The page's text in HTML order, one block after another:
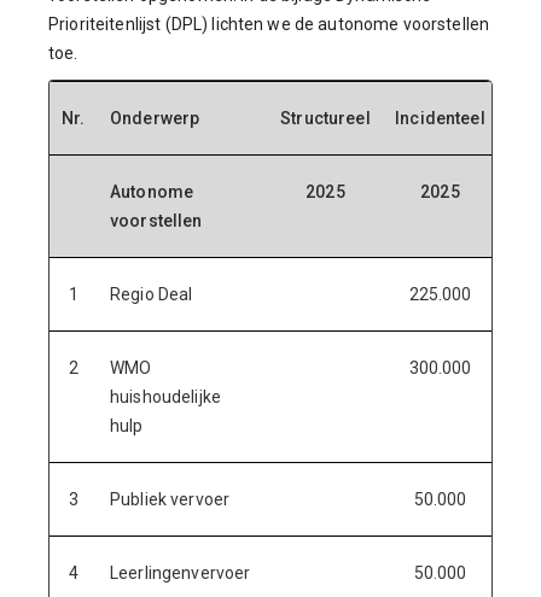
Prioriteitenlijst (DPL) lichten we de autonome voorstellen
toe.
Nr. Onderwerp Structureel Incidenteel
Autonome
voorstellen
2025 2025
1 Regio Deal 225.000
2
WMO
huishoudelijke
hulp
300.000
3 Publiek vervoer 50.000
4 Leerlingenvervoer 50.000